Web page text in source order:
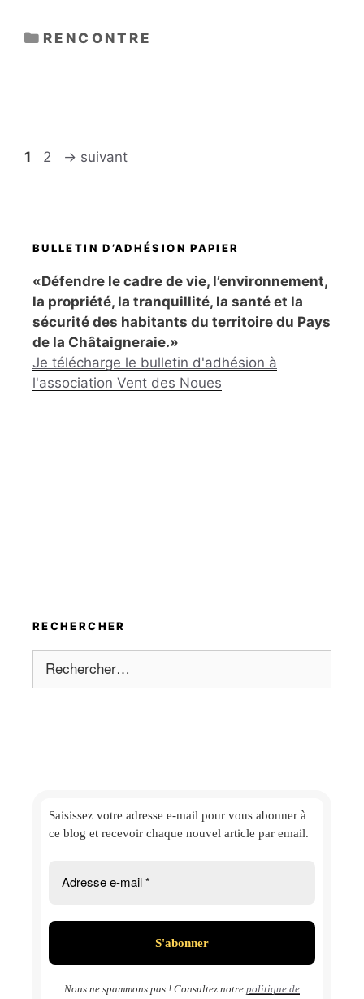
CATÉGORIES
RENCONTRE
Page
1 Page
2 → suivant
BULLETIN D’ADHÉSION PAPIER
«Défendre le cadre de vie, l’environnement,
la propriété, la tranquillité, la santé et la
sécurité des habitants du territoire du Pays
de la Châtaigneraie.»
Je télécharge le bulletin d'adhésion à
l'association Vent des Noues
RECHERCHER
Saisissez votre adresse e-mail pour vous abonner à
ce blog et recevoir chaque nouvel article par email.
Nous ne spammons pas ! Consultez notre politique de